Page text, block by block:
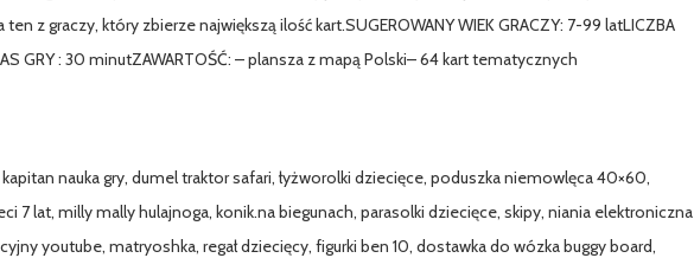
z graczy, który zbierze największą ilość kart.SUGEROWANY WIEK GRACZY: 7-99 latLICZBA
GRY : 30 minutZAWARTOŚĆ: – plansza z mapą Polski– 64 kart tematycznych
nauka gry, dumel traktor safari, łyżworolki dziecięce, poduszka niemowlęca 40×60,
7 lat, milly mally hulajnoga, konik.na biegunach, parasolki dziecięce, skipy, niania elektroniczna
youtube, matryoshka, regał dziecięcy, figurki ben 10, dostawka do wózka buggy board,